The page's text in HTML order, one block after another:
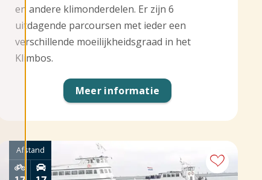
en andere klimonderdelen. Er zijn 6
uitdagende parcoursen met ieder een
verschillende moeilijkheidsgraad in het
Klimbos.
Meer informatie
Afstand